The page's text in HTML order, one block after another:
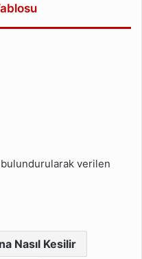
verilen
Nasıl Kesilir